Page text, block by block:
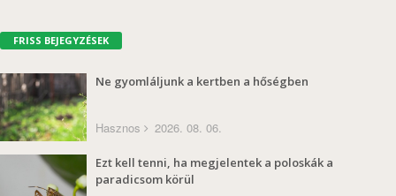
FRISS BEJEGYZÉSEK
Ne gyomláljunk a kertben a hőségben
Hasznos 2026. 08. 06.
Ezt kell tenni, ha megjelentek a poloskák a
paradicsom körül